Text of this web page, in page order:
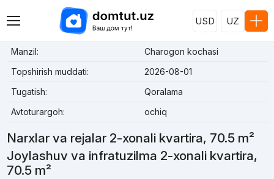
USD UZ
Manzil:
Charogon kochasi
Topshirish muddati:
2026-08-01
Tugatish:
Qoralama
Avtoturargoh:
ochiq
Narxlar va rejalar 2-xonali kvartira, 70.5 m²
Joylashuv va infratuzilma 2-xonali kvartira,
70.5 m²